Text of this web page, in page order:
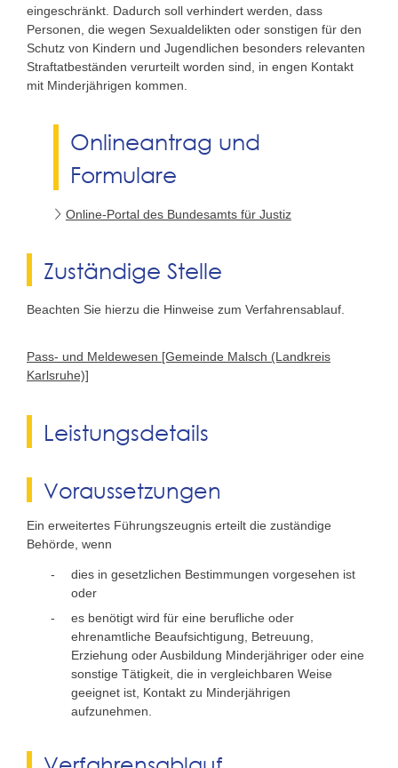
eingeschränkt. Dadurch soll verhindert werden, dass
Personen, die wegen Sexualdelikten oder sonstigen für den
Schutz von Kindern und Jugendlichen besonders relevanten
Straftatbeständen verurteilt worden sind, in engen Kontakt
mit Minderjährigen kommen.
Onlineantrag und
Formulare
Online-Portal des Bundesamts für Justiz
Zuständige Stelle
Beachten Sie hierzu die Hinweise zum Verfahrensablauf.
Pass- und Meldewesen [Gemeinde Malsch (Landkreis
Karlsruhe)]
Leistungsdetails
Voraussetzungen
Ein erweitertes Führungszeugnis erteilt die zuständige
Behörde, wenn
dies in gesetzlichen Bestimmungen vorgesehen ist
oder
es benötigt wird für eine berufliche oder
ehrenamtliche Beaufsichtigung, Betreuung,
Erziehung oder Ausbildung Minderjähriger oder eine
sonstige Tätigkeit, die in vergleichbaren Weise
geeignet ist, Kontakt zu Minderjährigen
aufzunehmen.